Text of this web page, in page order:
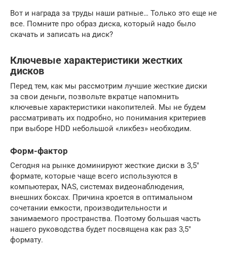
Вот и награда за труды наши ратные… Только это еще не
все. Помните про образ диска, который надо было
скачать и записать на диск?
Ключевые характеристики жестких
дисков
Перед тем, как мы рассмотрим лучшие жесткие диски
за свои деньги, позвольте вкратце напомнить
ключевые характеристики накопителей. Мы не будем
рассматривать их подробно, но понимания критериев
при выборе HDD небольшой «ликбез» необходим.
Форм-фактор
Сегодня на рынке доминируют жесткие диски в 3,5″
формате, которые чаще всего используются в
компьютерах, NAS, системах видеонаблюдения,
внешних боксах. Причина кроется в оптимальном
сочетании емкости, производительности и
занимаемого пространства. Поэтому большая часть
нашего руководства будет посвящена как раз 3,5″
формату.